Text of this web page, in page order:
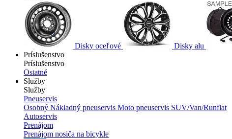
Disky oceľové Disky alu
Príslušenstvo
Príslušenstvo
Ostatné
Služby
Služby
Pneuservis
Osobný Nákladný pneuservis Moto pneuservis SUV/Van/Runflat
Autoservis
Prenájom
Prenájom nosiča na bicykle